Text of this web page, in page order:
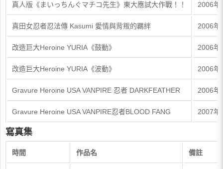
真人版《まいっちんぐマチコ先生》東大應試大作戰！！ 2006年
真田女忍者忍法傳 Kasumi 愛情與背叛的羈絆 2006年
改造巨大Heroine YURIA《鼓動》 2006年
改造巨大Heroine YURIA《波動》 2006年
Gravure Heroine USA VANPIRE 忍者 DARKFEATHER 2006年
Gravure Heroine USA VANPIRE忍者BLOOD FANG 2007年
寫真集
時間 作品名 備註